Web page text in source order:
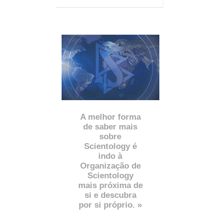
A melhor forma
de saber mais
sobre
Scientology é
indo à
Organização de
Scientology
mais próxima de
si e descubra
por si próprio. »